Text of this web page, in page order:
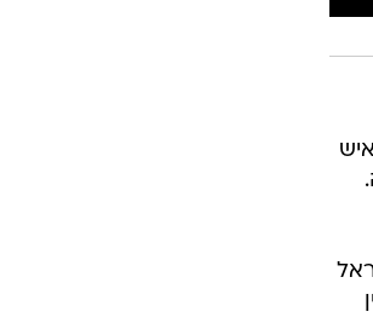
"התקווה" מול כ-60 אלף איש